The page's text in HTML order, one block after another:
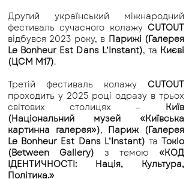
​Другий український міжнародний
фестиваль сучасного колажу CUTOUT
відбувся 2023 року, в Парижі (Галерея
Le Bonheur Est Dans L’Instant), та Києві
(ЦСМ М17).
Третій фестиваль колажу CUTOUT
проходить у 2025 році одразу в трьох
світових столицях — Київ
(Національний музей «Київська
картинна галерея»), Париж (Галерея
Le Bonheur Est Dans L’Instant) таТокіо
(Between Gallery) з темою «КОД
ІДЕНТИЧНОСТІ: Нація, Культура,
Політика.»